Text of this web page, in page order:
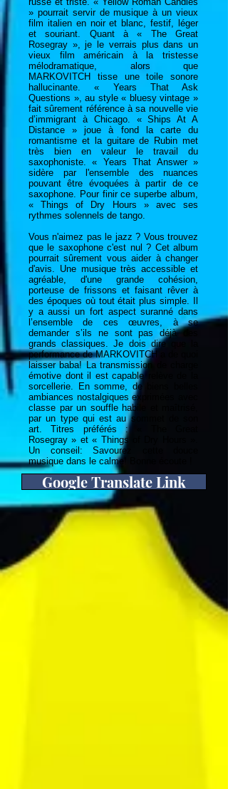
» pourrait servir de musique à un vieux
film italien en noir et blanc, festif, léger
et souriant. Quant à « The Great
Rosegray », je le verrais plus dans un
vieux film américain à la tristesse
mélodramatique, alors que
MARKOVITCH tisse une toile sonore
hallucinante. « Years That Ask
Questions », au style « bluesy vintage »
fait sûrement référence à sa nouvelle vie
d’immigrant à Chicago. « Ships At A
Distance » joue à fond la carte du
romantisme et la guitare de Rubin met
très bien en valeur le travail du
saxophoniste. « Years That Answer »
sidère par l'ensemble des nuances
pouvant être évoquées à partir de ce
saxophone. Pour finir ce superbe album,
« Things of Dry Hours » avec ses
rythmes solennels de tango.
Vous n'aimez pas le jazz ? Vous trouvez
que le saxophone c'est nul ? Cet album
pourrait sûrement vous aider à changer
d'avis. Une musique très accessible et
agréable, d'une grande cohésion,
porteuse de frissons et faisant rêver à
des époques où tout était plus simple. Il
y a aussi un fort aspect suranné dans
l’ensemble de ces œuvres, à se
demander s’ils ne sont pas déjà des
grands classiques. Je dois dire que la
performance de MARKOVITCH a de quoi
laisser baba! La transmission de charge
émotive dont il est capable relève de la
sorcellerie. En somme, de biens belles
ambiances nostalgiques exprimées avec
classe par un souffle habile et maîtrisé,
par un type qui est au sommet de son
art. Titres préférés : « The Great
Rosegray » et « Things of Dry Hours ».
Un conseil: Savourez cette douce
musique dans le calme! Bonne écoute !
Google Translate Link